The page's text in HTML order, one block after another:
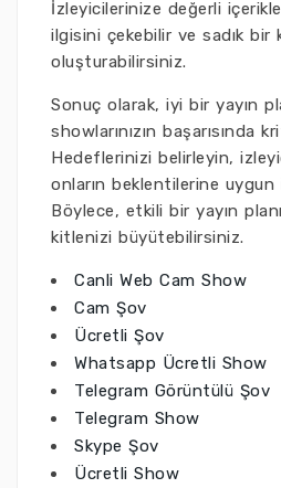
İzleyicilerinize değerli
ilgisini çekebilir ve sadık bir
oluşturabilirsiniz.
Sonuç olarak, iyi bir yayın
showlarınızın başarısında
Hedeflerinizi belirleyin,
onların beklentilerine
Böylece, etkili bir yayın
kitlenizi büyütebilirsiniz.
Canli Web Cam Show
Cam Şov
Ücretli Şov
Whatsapp Ücretli Show
Telegram Görüntülü Şov
Telegram Show
Skype Şov
Ücretli Show